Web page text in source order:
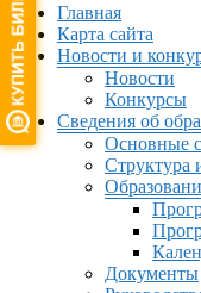
МенюГлавная
Карта сайта
Новости и
Новости
Конкурсы
Сведения об
Основные
Структура
Документы